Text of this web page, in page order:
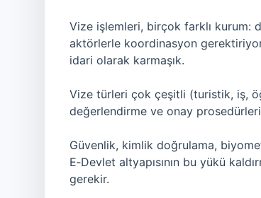
Vize işlemleri, birçok farklı kurum:
aktörlerle koordinasyon
idari olarak karmaşık.
Vize türleri çok çeşitli (turistik, iş,
değerlendirme ve onay
Güvenlik, kimlik doğrulama,
E‑Devlet altyapısının bu yükü
gerekir.